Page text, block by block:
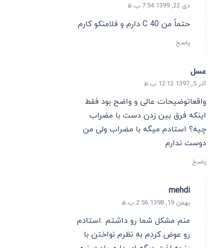
دی 22, 1399 7:54 ب.ظ
حتماً من C 40 دارم و فلامنکو کارم
پاسخ
عسل
آذر 5, 1397 12:12 ب.ظ
واقعاتوضیحات عالی و واضح بود فقط
اینکه فرق بین زدن دست با مضراب
چیه؟ استادم میگه با مضراب ولی من
دوست ندارم
پاسخ
mehdi
بهمن 19, 1398 2:56 ب.ظ
منم مشکل شما رو داشتم .استادم
رو عوض کردم به نظرم نواختن با